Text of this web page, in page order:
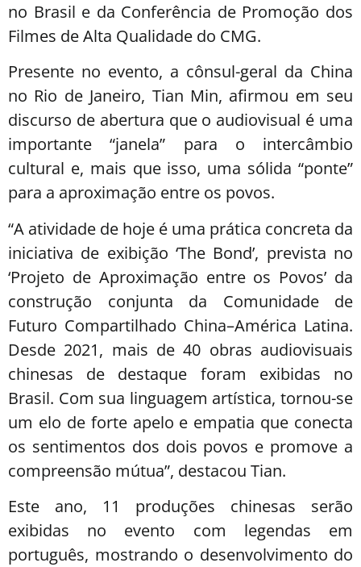
no Brasil e da Conferência de Promoção dos
Filmes de Alta Qualidade do CMG.
Presente no evento, a cônsul-geral da China
no Rio de Janeiro, Tian Min, afirmou em seu
discurso de abertura que o audiovisual é uma
importante “janela” para o intercâmbio
cultural e, mais que isso, uma sólida “ponte”
para a aproximação entre os povos.
“A atividade de hoje é uma prática concreta da
iniciativa de exibição ‘The Bond’, prevista no
‘Projeto de Aproximação entre os Povos’ da
construção conjunta da Comunidade de
Futuro Compartilhado China–América Latina.
Desde 2021, mais de 40 obras audiovisuais
chinesas de destaque foram exibidas no
Brasil. Com sua linguagem artística, tornou-se
um elo de forte apelo e empatia que conecta
os sentimentos dos dois povos e promove a
compreensão mútua”, destacou Tian.
Este ano, 11 produções chinesas serão
exibidas no evento com legendas em
português, mostrando o desenvolvimento do